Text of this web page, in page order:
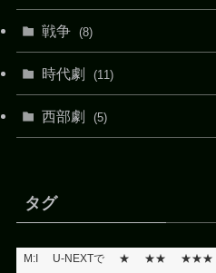
戦争 (8)
時代劇 (11)
西部劇 (5)
タグ
M:I U-NEXTで ★ ★★ ★★★